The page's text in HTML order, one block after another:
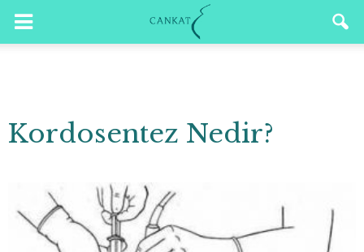
Kordosentez Nedir?